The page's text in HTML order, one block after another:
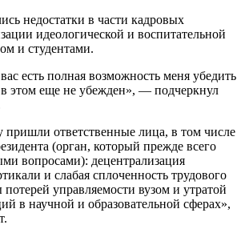
недостатки в части кадровых
идеологической и воспитательной
и студентами.
есть полная возможность меня убедить
этом еще не убежден», — подчеркнул
пришли ответственные лица, в том числе
(орган, который прежде всего
вопросами): децентрализация
и слабая сплоченность трудового
потерей управляемости вузом и утратой
в научной и образовательной сферах»,